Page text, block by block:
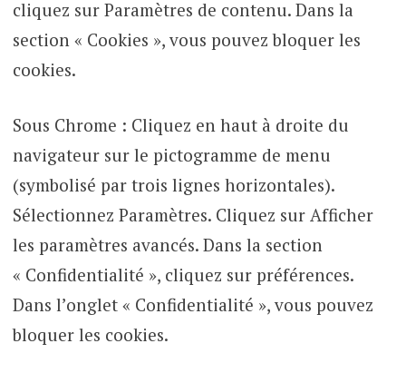
cliquez sur Paramètres de contenu. Dans la
section « Cookies », vous pouvez bloquer les
cookies.
Sous Chrome : Cliquez en haut à droite du
navigateur sur le pictogramme de menu
(symbolisé par trois lignes horizontales).
Sélectionnez Paramètres. Cliquez sur Afficher
les paramètres avancés. Dans la section
« Confidentialité », cliquez sur préférences.
Dans l’onglet « Confidentialité », vous pouvez
bloquer les cookies.